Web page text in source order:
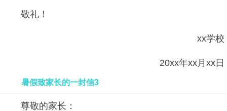
敬礼！
xx学校
20xx年xx月xx日
暑假致家长的一封信3
尊敬的家长：